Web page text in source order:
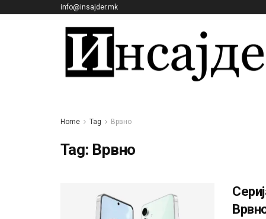
info@insajder.mk
Home Tag Врвно
Tag: Врвно